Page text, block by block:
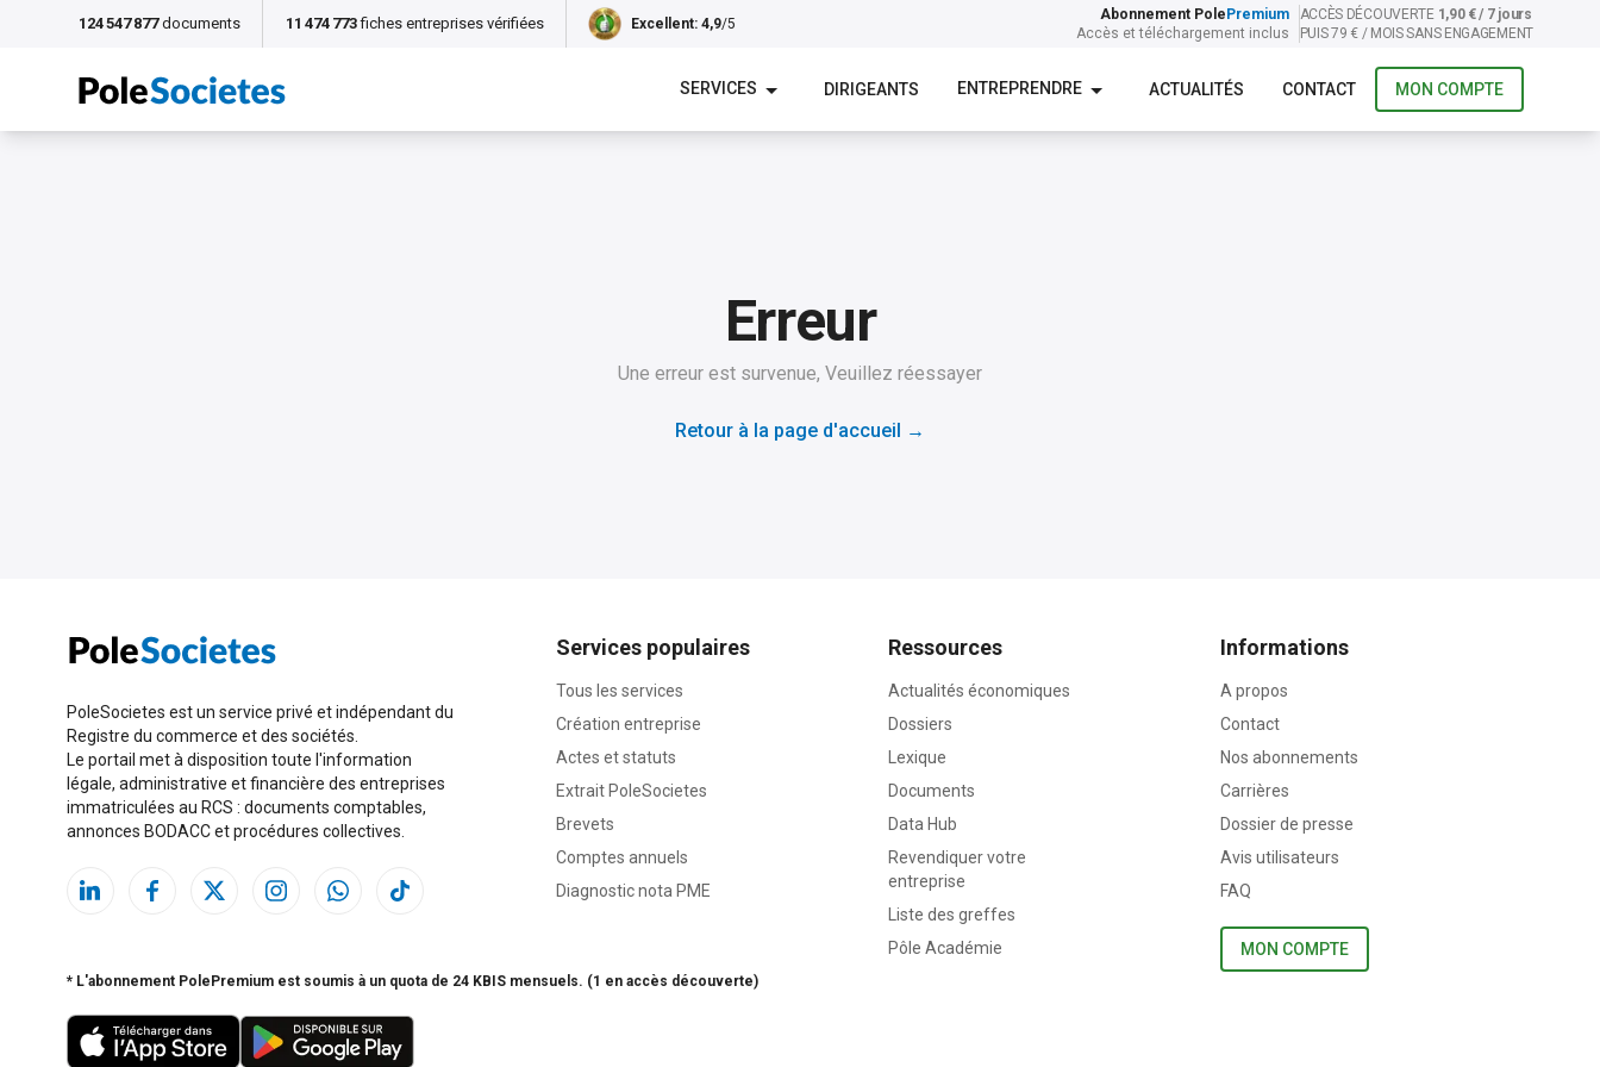
124 547 877 documents 11 474 773 fiches entreprises vérifiées Excellent: 4,9/5
Abonnement Pole Premium
Accès et téléchargement inclus
ACCÈS DÉCOUVERTE 1,90 € / 7 jours
PUIS 79 € / MOIS SANS ENGAGEMENT
SERVICES DIRIGEANTS ENTREPRENDRE ACTUALITÉS CONTACT MON COMPTE
Erreur
Une erreur est survenue, Veuillez réessayer
Retour à la page d'accueil →
PoleSocietes est un service privé et indépendant du
Registre du commerce et des sociétés.
Le portail met à disposition toute l'information
légale, administrative et financière des entreprises
immatriculées au RCS : documents comptables,
annonces BODACC et procédures collectives.
Services populaires
Tous les services
Création entreprise
Actes et statuts
Extrait PoleSocietes
Brevets
Comptes annuels
Diagnostic nota PME
Ressources
Actualités économiques
Dossiers
Lexique
Documents
Data Hub
Revendiquer votre
entreprise
Liste des greffes
Pôle Académie
Informations
A propos
Contact
Nos abonnements
Carrières
Dossier de presse
Avis utilisateurs
FAQ
MON COMPTE
* L'abonnement PolePremium est soumis à un quota de 24 KBIS mensuels. (1 en accès découverte)